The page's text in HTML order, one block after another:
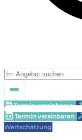
Termin vereinbaren
Termin vereinbaren
Wertschätzung